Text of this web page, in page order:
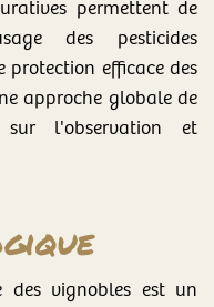
permettent de
des pesticides
efficace des
approche globale de
sur l'observation et
des vignobles est un